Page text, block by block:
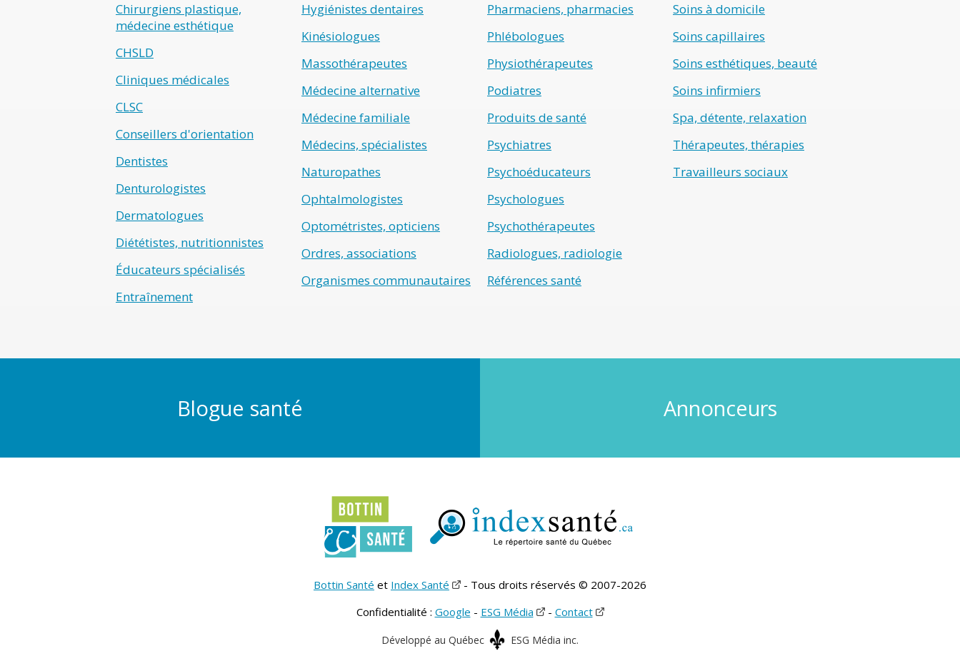
Chirurgiens plastique,
médecine esthétique
CHSLD
Cliniques médicales
CLSC
Conseillers d'orientation
Dentistes
Denturologistes
Dermatologues
Diététistes, nutritionnistes
Éducateurs spécialisés
Entraînement
Hygiénistes dentaires
Kinésiologues
Massothérapeutes
Médecine alternative
Médecine familiale
Médecins, spécialistes
Naturopathes
Ophtalmologistes
Optométristes, opticiens
Ordres, associations
Organismes communautaires
Pharmaciens, pharmacies
Phlébologues
Physiothérapeutes
Podiatres
Produits de santé
Psychiatres
Psychoéducateurs
Psychologues
Psychothérapeutes
Radiologues, radiologie
Références santé
Soins à domicile
Soins capillaires
Soins esthétiques, beauté
Soins infirmiers
Spa, détente, relaxation
Thérapeutes, thérapies
Travailleurs sociaux
Blogue santé Annonceurs
Bottin Santé et Index Santé
- Tous droits réservés © 2007-2026
Confidentialité : Google - ESG Média - Contact
Développé au Québec ESG Média inc.